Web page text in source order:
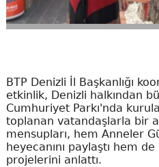
BTP Denizli İl Başkanlığı
etkinlik, Denizli halkından
Cumhuriyet Parkı'nda
toplanan vatandaşlarla bir
mensupları, hem Anneler
heyecanını paylaştı hem
projelerini anlattı.